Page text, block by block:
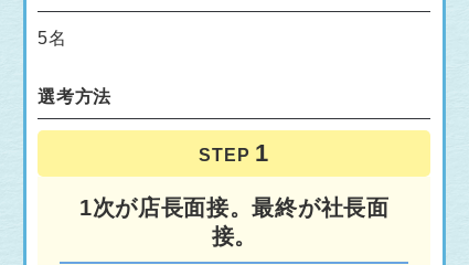
5名
選考方法
STEP
1次が店長面接。最終が社長面
接。